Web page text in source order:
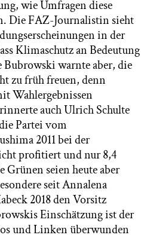
wie Umfragen diese
Die FAZ-Journalistin sieht
in der
Klimaschutz an Bedeutung
Bubrowski warnte aber, die
zu früh freuen, denn
Wahlergebnissen
auch Ulrich Schulte
Partei vom
2011 bei der
profitiert und nur 8,4
Grünen seien heute aber
seit Annalena
2018 den Vorsitz
Einschätzung ist der
und Linken überwunden